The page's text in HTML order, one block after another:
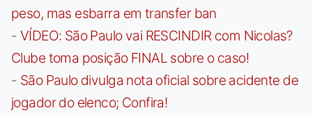
peso, mas esbarra em transfer ban
- VÍDEO: São Paulo vai RESCINDIR com Nicolas?
Clube toma posição FINAL sobre o caso!
- São Paulo divulga nota oficial sobre acidente de
jogador do elenco; Confira!